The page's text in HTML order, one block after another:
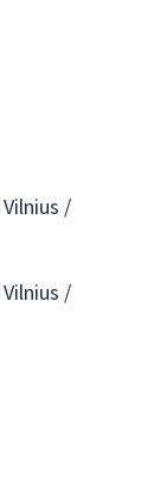
/
/